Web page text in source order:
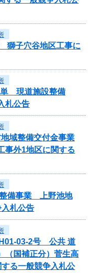
獅子穴谷地区工事に
単 現道施設整備
札公告
域整備交付金事業
事外1地区に関する
整備事業 上野池地
札公告
03-2号 公共 道
（国補正分）菅生高
る一般競争入札公